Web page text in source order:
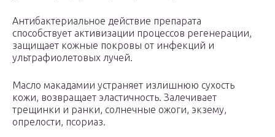
Антибактериальное действие препарата
способствует активизации процессов регенерации,
защищает кожные покровы от инфекций и
ультрафиолетовых лучей.
Масло макадамии устраняет излишнюю сухость
кожи, возвращает эластичность. Залечивает
трещинки и ранки, солнечные ожоги, экзему,
опрелости, псориаз.